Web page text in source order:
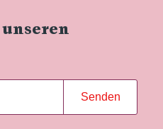
Senden